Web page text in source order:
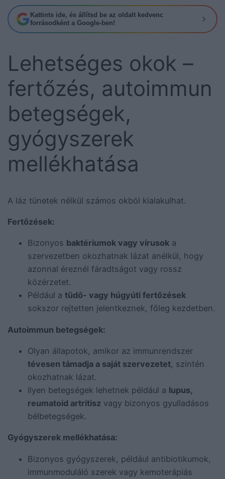
Kattints ide, és állítsd be az oldalt kedvenc
forrásodként a Google-ben!
Lehetséges okok –
fertőzés, autoimmun
betegségek,
gyógyszerek
mellékhatása
A láz tünetek nélkül számos okból kialakulhat.
Fertőzések:
Bizonyos baktériumok vagy vírusok a
szervezetben okozhatnak lázat anélkül, hogy
azonnal éreznél fáradtságot vagy rossz
közérzetet.
Például atüdő- vagy húgyúti fertőzések
sokszor rejtetten jelentkeznek, főleg kezdetben.
Autoimmun betegségek:
Olyan állapotok, amikor az immunrendszer
tévesen támadja a saját szervezetet, szintén
okozhatnak lázat.
Ilyen betegségek lehetnek például a lupus,
reumatoid artritisz vagy bizonyos gyulladásos
bélbetegségek.
Gyógyszerek mellékhatása:
Bizonyos gyógyszerek, például antibiotikumok,
immunmoduláló szerek vagy kemoterápiás